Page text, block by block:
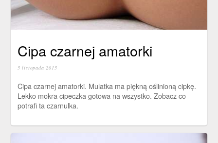
Cipa czarnej amatorki
5 listopada 2015
Cipa czarnej amatorki. Mulatka ma piękną oślinioną cipkę.
Lekko mokra cipeczka gotowa na wszystko. Zobacz co
potrafi ta czarnulka.